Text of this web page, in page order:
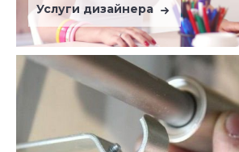
Услуги дизайнера